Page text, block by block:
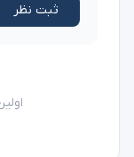
ثبت نظر